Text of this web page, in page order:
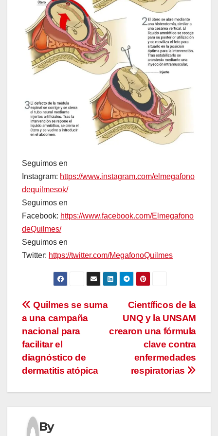
Seguimos en
Instagram: https://www.instagram.com/elmegafono
dequilmesok/
Seguimos en
Facebook: https://www.facebook.com/Elmegafono
deQuilmes/
Seguimos en
Twitter: https://twitter.com/MegafonoQuilmes
Navegación
de
entradas
Científicos de la
UNQ y la UNSAM
crearon una fórmula
clave contra
enfermedades
respiratorias
Quilmes se suma
a una campaña
nacional para
facilitar el
diagnóstico de
dermatitis atópica
By